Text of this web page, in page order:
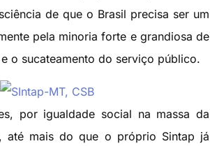
de que o Brasil precisa ser um
pela minoria forte e grandiosa de
o sucateamento do serviço público.
por igualdade social na massa da
até mais do que o próprio Sintap já